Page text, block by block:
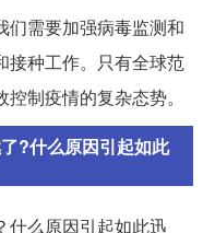
们需要加强病毒监测和
接种工作。只有全球范
制疫情的复杂态势。
?什么原因引起如此
什么原因引起如此迅